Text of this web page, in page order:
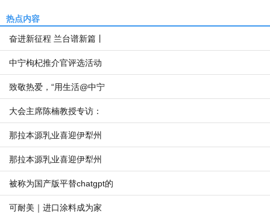
热点内容
奋进新征程 兰台谱新篇丨
中宁枸杞推介官评选活动
致敬热爱，“用生活@中宁
大会主席陈楠教授专访：
那拉本源乳业喜迎伊犁州
那拉本源乳业喜迎伊犁州
被称为国产版平替chatgpt的
可耐美｜进口涂料成为家